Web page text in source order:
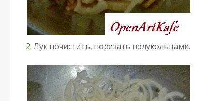
2. Лук почистить, порезать полукольцами.